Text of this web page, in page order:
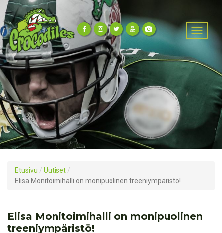
Etusivu / Uutiset /
Elisa Monitoimihalli on monipuolinen treeniympäristö!
Elisa Monitoimihalli on monipuolinen
treeniympäristö!